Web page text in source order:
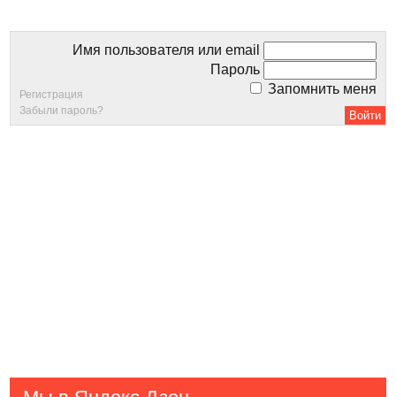
Имя пользователя или email
Пароль
Запомнить меня
Регистрация
Забыли пароль?